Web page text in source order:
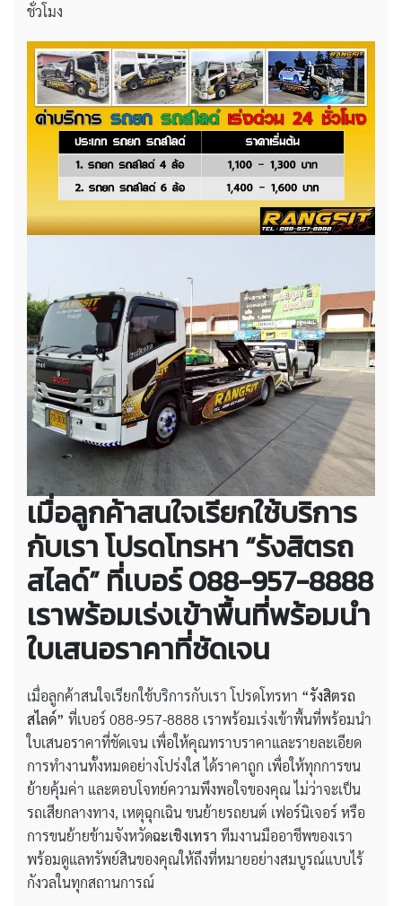
ชั่วโมง
เมื่อลูกค้าสนใจเรียกใช้บริการ
กับเรา โปรดโทรหา “รังสิตรถ
สไลด์” ที่เบอร์ 088-957-8888
เราพร้อมเร่งเข้าพื้นที่พร้อมนำ
ใบเสนอราคาที่ชัดเจน
เมื่อลูกค้าสนใจเรียกใช้บริการกับเรา โปรดโทรหา “รังสิตรถ
สไลด์” ที่เบอร์ 088-957-8888 เราพร้อมเร่งเข้าพื้นที่พร้อมนำ
ใบเสนอราคาที่ชัดเจน เพื่อให้คุณทราบราคาและรายละเอียด
การทำงานทั้งหมดอย่างโปร่งใส ได้ราคาถูก เพื่อให้ทุกการขน
ย้ายคุ้มค่า และตอบโจทย์ความพึงพอใจของคุณ ไม่ว่าจะเป็น
รถเสียกลางทาง, เหตุฉุกเฉิน ขนย้ายรถยนต์ เฟอร์นิเจอร์ หรือ
การขนย้ายข้ามจังหวัดฉะเชิงเทรา ทีมงานมืออาชีพของเรา
พร้อมดูแลทรัพย์สินของคุณให้ถึงที่หมายอย่างสมบูรณ์แบบไร้
กังวลในทุกสถานการณ์